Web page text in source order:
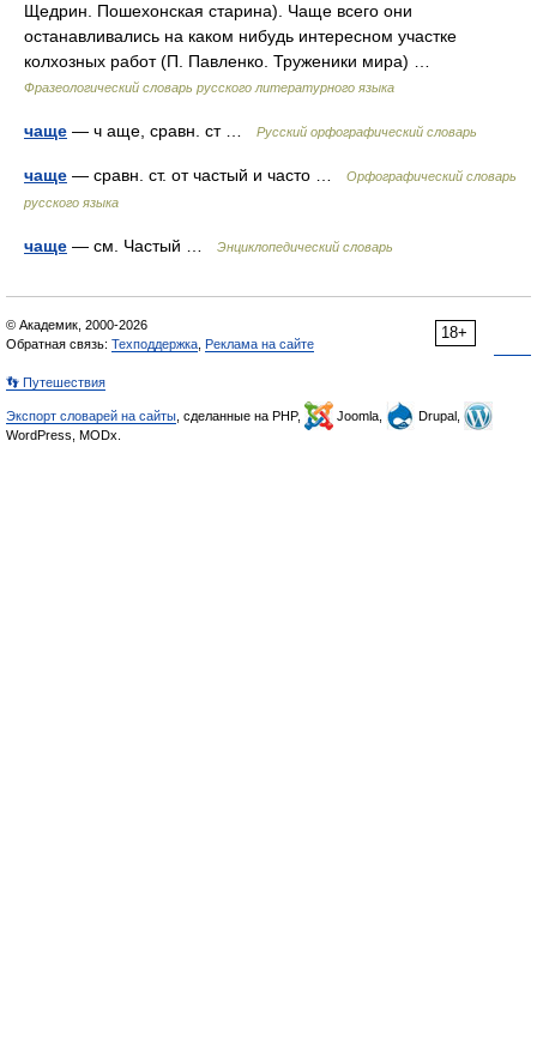
Щедрин. Пошехонская старина). Чаще всего они
останавливались на каком нибудь интересном участке
колхозных работ (П. Павленко. Труженики мира) …
Фразеологический словарь русского литературного языка
чаще — ч аще, сравн. ст … Русский орфографический словарь
чаще — сравн. ст. от частый и часто …
Орфографический словарь
русского языка
чаще — см. Частый … Энциклопедический словарь
18+
© Академик, 2000-2026
Обратная связь: Техподдержка Реклама на сайте
👣 Путешествия
Экспорт словарей на сайты , сделанные на PHP, Joomla,
Drupal,
WordPress, MODx.